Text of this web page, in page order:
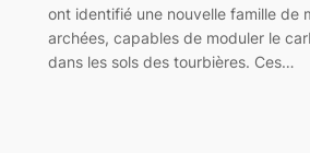
ont identifié une nouvelle famille de
archées, capables de moduler le
dans les sols des tourbières. Ces…